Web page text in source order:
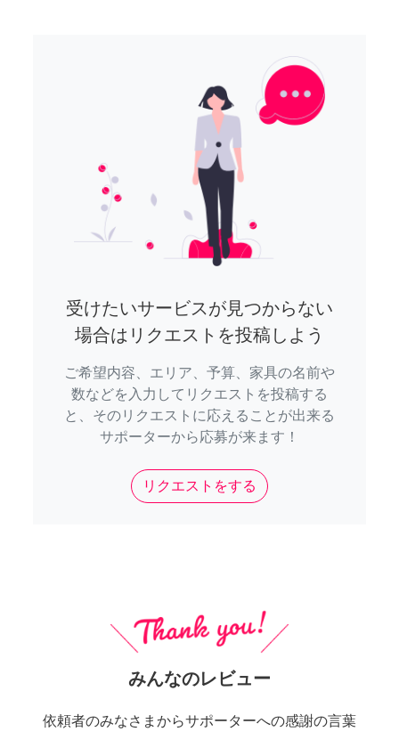
受けたいサービスが見つからない
場合はリクエストを投稿しよう
ご希望内容、エリア、予算、家具の名前や
数などを入力してリクエストを投稿する
と、そのリクエストに応えることが出来る
サポーターから応募が来ます！
リクエストをする
みんなのレビュー
依頼者のみなさまからサポーターへの感謝の言葉